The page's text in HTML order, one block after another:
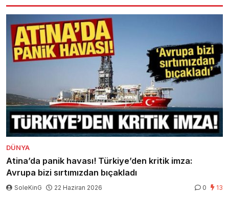
DÜNYA
Atina’da panik havası! Türkiye’den kritik imza:
Avrupa bizi sırtımızdan bıçakladı
SoleKinG 22 Haziran 2026 0 13